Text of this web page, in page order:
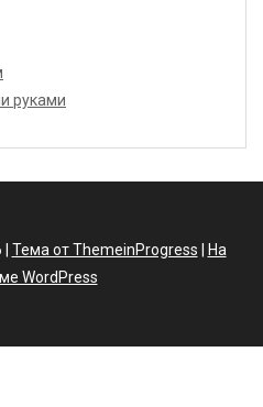
руками
Тема от ThemeinProgress
На
WordPress